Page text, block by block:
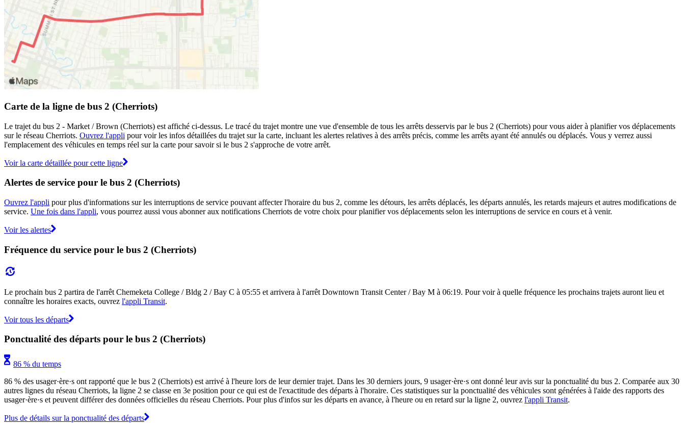
Carte de la ligne de bus 2 (Cherriots)
Le trajet du bus 2 - Market / Brown (Cherriots) est affiché ci-dessus. Le tracé du trajet montre une vue d'ensemble de tous les arrêts desservis par le bus 2 (Cherriots) pour vous aider à planifier vos déplacements
sur le réseau Cherriots. Ouvrez l'appli pour voir les infos détaillées du trajet sur la carte, incluant les alertes relatives à des arrêts précis, comme les arrêts ayant été annulés ou déplacés. Vous y verrez aussi
l'emplacement des véhicules en temps réel sur la carte pour savoir si le bus 2 s'approche de votre arrêt.
Voir la carte détaillée pour cette ligne
Alertes de service pour le bus 2 (Cherriots)
Ouvrez l'appli pour plus d'informations sur les interruptions de service pouvant affecter l'horaire du bus 2, comme les détours, les arrêts déplacés, les départs annulés, les retards majeurs et autres modifications de
service. Une fois dans l'appli, vous pourrez aussi vous abonner aux notifications Cherriots de votre choix pour planifier vos déplacements selon les interruptions de service en cours et à venir.
Voir les alertes
Fréquence du service pour le bus 2 (Cherriots)
Le prochain bus 2 partira de l'arrêt Chemeketa College / Bldg 2 / Bay C à 05:55 et arrivera à l'arrêt Downtown Transit Center / Bay M à 06:19. Pour voir à quelle fréquence les prochains trajets auront lieu et
connaître les horaires exacts, ouvrez l'appli Transit.
Voir tous les départs
Ponctualité des départs pour le bus 2 (Cherriots)
86 % du temps
86 % des usager·ère·s ont rapporté que le bus 2 (Cherriots) est arrivé à l'heure lors de leur dernier trajet. Dans les 30 derniers jours, 9 usager·ère·s ont donné leur avis sur la ponctualité du bus 2. Comparée aux 30
autres lignes du réseau Cherriots, la ligne 2 se classe en 3e position pour ce qui est de l'exactitude des départs à l'horaire. Ces statistiques sur la ponctualité des véhicules sont générées à l'aide des rapports des
usager·ère·s et peuvent différer des données officielles du réseau Cherriots. Pour plus d'infos sur les départs en avance, à l'heure ou en retard sur la ligne 2, ouvrez l'appli Transit.
Plus de détails sur la ponctualité des départs